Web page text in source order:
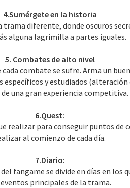
4.Sumérgete en la historia
diferente, donde oscuros
alguna lagrimilla a partes iguales.
5. Combates de alto nivel
combate se sufre. Arma un
y estudiados (alteración
una gran experiencia competitiva.
6.Quest:
realizar para conseguir puntos de
al comienzo de cada día.
7.Diario:
fangame se divide en días en los
principales de la trama.